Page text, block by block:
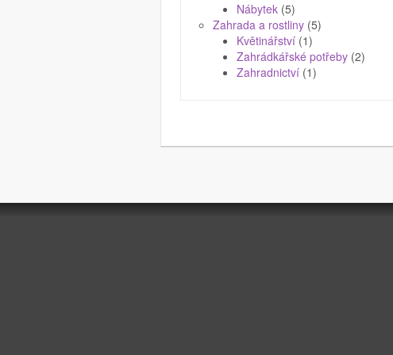
Nábytek (5)
Zahrada a rostliny (5)
Květinářství (1)
Zahrádkářské potřeby (2)
Zahradnictví (1)